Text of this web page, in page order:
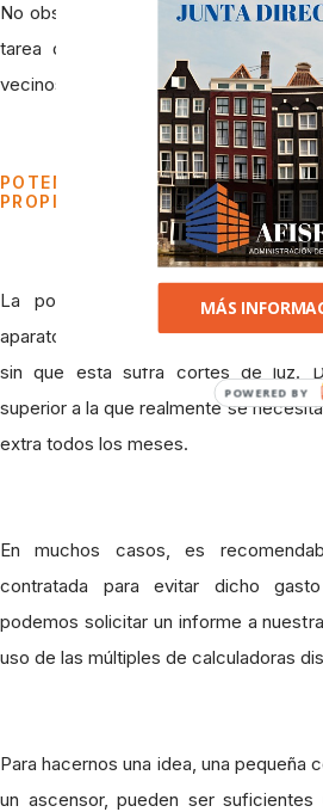
No obstante, dejarse ayudar por un
tarea de localizar la mejor opción
vecinos.
POTENCIA CONTRATADA EN
PROPIETARIOS
La potencia contratada
aparatos eléctricos que pueden
sin que esta sufra cortes de luz.
superior a la que realmente se
extra todos los meses.
En muchos casos, es
contratada para evitar dicho
podemos solicitar un informe a
uso de las múltiples de calculadoras
Para hacernos una idea, una pequeña
un ascensor, pueden ser
MÁS
POWERED BY